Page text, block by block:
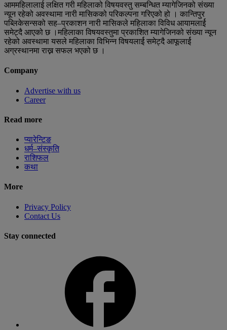
आममहिलालाई लक्षित गरी महिलाको विषयवस्तु सम्बन्धित म्यागेजिनको संख्या
न्यून रहेको अवस्थामा नारी मासिकको परिकल्पना गरिएको हो । कान्तिपुर
पब्लिकेसन्सको सह–प्रकाशन नारी मासिकले महिलाका विविध आयामलार्ई
समेट्दै आएको छ ।महिलाका विषयवस्तुमा प्रकाशित म्यागेजिनको संख्या न्यून
रहेको अवस्थामा यसले महिलाका विभिन्न विषयलार्ई समेट्दै आफूलार्ई
अग्रस्थानमा राख्न सफल भएको छ ।
Company
Advertise with us
Career
Read more
प्यारेन्टिङ
धर्म–संस्कृति
राशिफल
कथा
More
Privacy Policy
Contact Us
Stay connected